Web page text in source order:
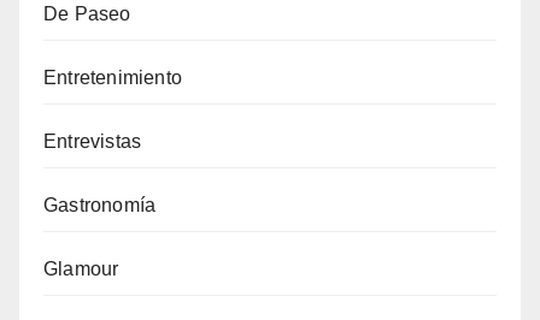
De Paseo
Entretenimiento
Entrevistas
Gastronomía
Glamour